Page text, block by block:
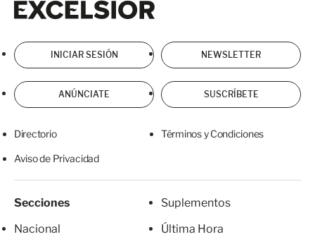
INICIAR SESIÓN NEWSLETTER
ANÚNCIATE SUSCRÍBETE
Directorio Términos y Condiciones
Aviso de Privacidad
Secciones
Nacional
Suplementos
Última Hora